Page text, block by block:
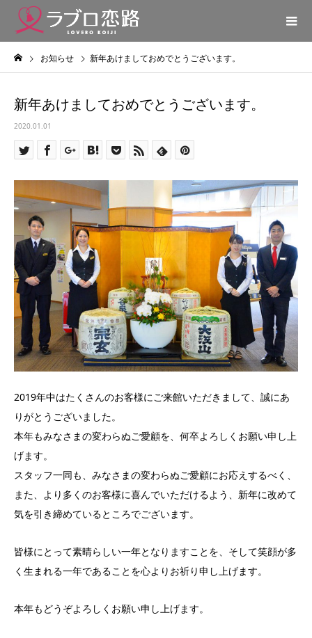
お知らせ 新年あけましておめでとうございます。
新年あけましておめでとうございます。
2020.01.01
2019年中はたくさんのお客様にご来館いただきまして、誠にあ
りがとうございました。
本年もみなさまの変わらぬご愛顧を、何卒よろしくお願い申し上
げます。
スタッフ一同も、みなさまの変わらぬご愛顧にお応えするべく、
また、より多くのお客様に喜んでいただけるよう、新年に改めて
気を引き締めているところでございます。
皆様にとって素晴らしい一年となりますことを、そして笑顔が多
く生まれる一年であることを心よりお祈り申し上げます。
本年もどうぞよろしくお願い申し上げます。